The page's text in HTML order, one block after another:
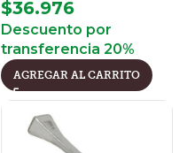
$36.976
Descuento por
transferencia 20%
AGREGAR AL CARRITO